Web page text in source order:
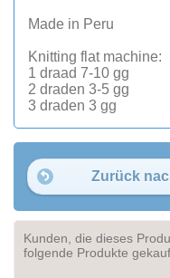
Made in Peru
Knitting flat machine:
1 draad 7-10 gg
2 draden 3-5 gg
3 draden 3 gg
Zurück
Kunden, die dieses
folgende Produkte